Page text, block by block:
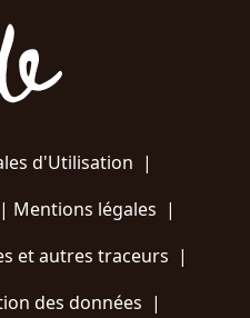
d'Utilisation |
Mentions légales |
et autres traceurs |
des données |